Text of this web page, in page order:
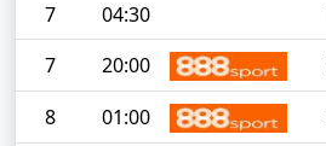
7
04:30
7
20:00
8
01:00